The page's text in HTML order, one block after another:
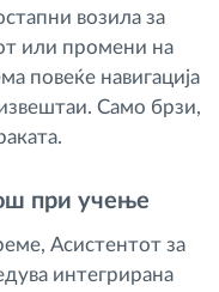
возила за
или промени на
повеќе навигација
Само брзи,
при учење
Асистентот за
интегрирана